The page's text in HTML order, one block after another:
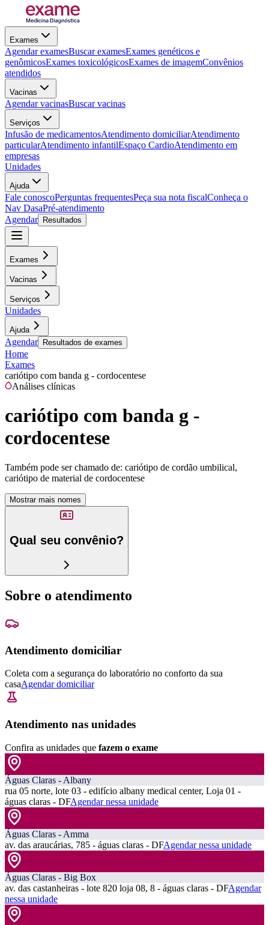
Exames
Agendar examesBuscar examesExames genéticos e
genômicosExames toxicológicosExames de imagemConvênios
atendidos
Vacinas
Agendar vacinasBuscar vacinas
Serviços
Infusão de medicamentosAtendimento domiciliarAtendimento
particularAtendimento infantilEspaço CardioAtendimento em
empresas
Unidades
Ajuda
Fale conoscoPerguntas frequentesPeça sua nota fiscalConheça o
Nav DasaPré-atendimento
Agendar
Resultados
Exames
Vacinas
Serviços
Unidades
Ajuda
Agendar Resultados de exames
Home
Exames
cariótipo com banda g - cordocentese
Análises clínicas
cariótipo com banda g -
cordocentese
Também pode ser chamado de: cariótipo de cordão umbilical,
cariótipo de material de cordocentese
Mostrar mais nomes
Qual seu convênio?
Sobre o atendimento
Atendimento domiciliar
Coleta com a segurança do laboratório no conforto da sua
casaAgendar domiciliar
Atendimento nas unidades
Confira as unidades que fazem o exame
Águas Claras - Albany
rua 05 norte, lote 03 - edifício albany medical center, Loja 01 -
águas claras - DFAgendar nessa unidade
Águas Claras - Amma
av. das araucárias, 785 - águas claras - DFAgendar nessa unidade
Águas Claras - Big Box
av. das castanheiras - lote 820 loja 08, 8 - águas claras - DFAgendar
nessa unidade